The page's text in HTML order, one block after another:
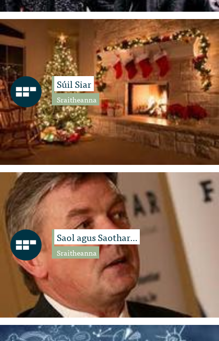
Súil Siar
Sraitheanna
Saol agus Saothar...
Sraitheanna